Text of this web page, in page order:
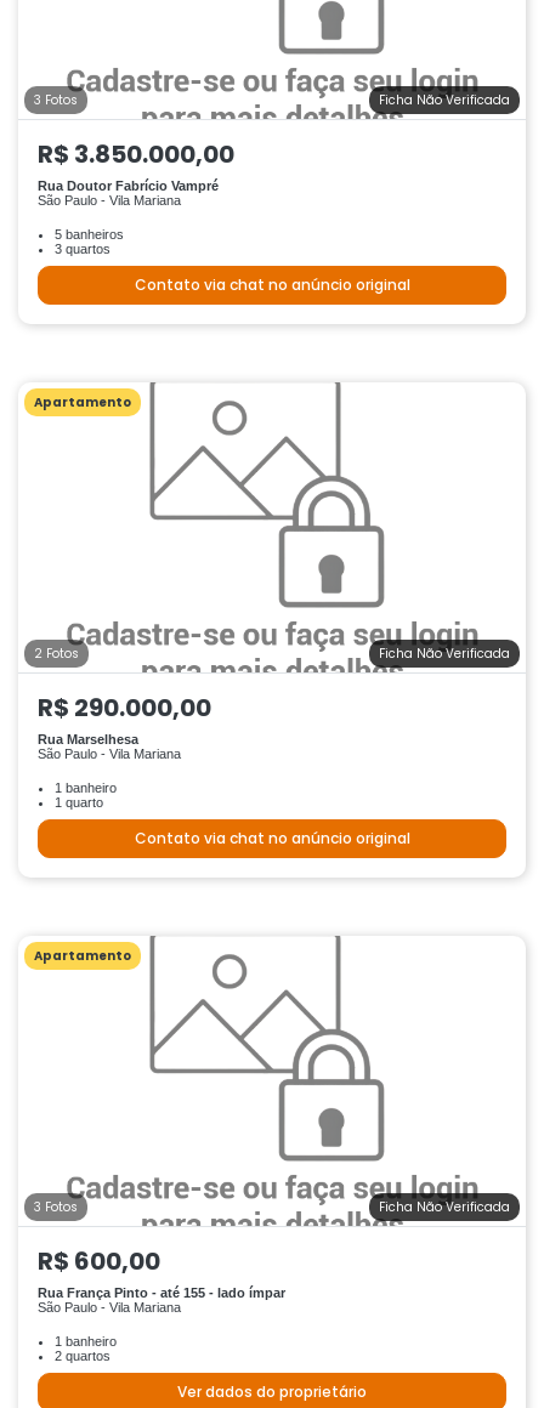
3 Fotos Ficha Não Verificada
R$ 3.850.000,00
Rua Doutor Fabrício Vampré
São Paulo - Vila Mariana
5 banheiros
3 quartos
Contato via chat no anúncio original
Apartamento
2 Fotos Ficha Não Verificada
R$ 290.000,00
Rua Marselhesa
São Paulo - Vila Mariana
1 banheiro
1 quarto
Contato via chat no anúncio original
Apartamento
3 Fotos Ficha Não Verificada
R$ 600,00
Rua França Pinto - até 155 - lado ímpar
São Paulo - Vila Mariana
1 banheiro
2 quartos
Ver dados do proprietário